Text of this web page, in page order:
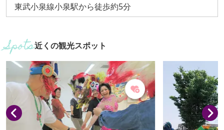
東武小泉線小泉駅から徒歩約5分
近くの観光スポット